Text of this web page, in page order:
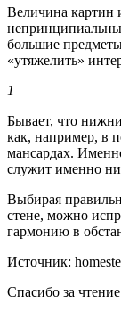
Величина картин
большие
«утяжелить»
1
Бывает, что
как, например, в
мансардах.
служит именно
Выбирая
стене, можно
гармонию в
Источник:
Спасибо за